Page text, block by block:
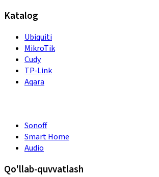
Katalog
Ubiquiti
MikroTik
Cudy
TP-Link
Aqara
Sonoff
Smart Home
Audio
Qo'llab-quvvatlash